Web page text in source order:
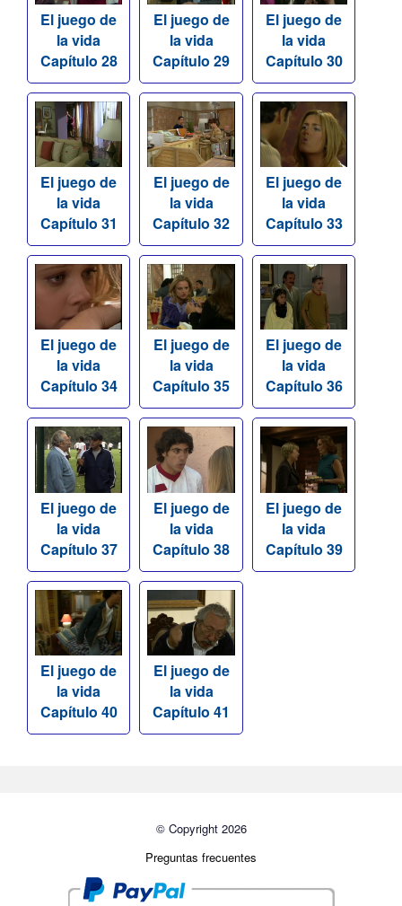
El juego de
la vida
Capítulo 28
El juego de
la vida
Capítulo 29
El juego de
la vida
Capítulo 30
El juego de
la vida
Capítulo 31
El juego de
la vida
Capítulo 32
El juego de
la vida
Capítulo 33
El juego de
la vida
Capítulo 34
El juego de
la vida
Capítulo 35
El juego de
la vida
Capítulo 36
El juego de
la vida
Capítulo 37
El juego de
la vida
Capítulo 38
El juego de
la vida
Capítulo 39
El juego de
la vida
Capítulo 40
El juego de
la vida
Capítulo 41
© Copyright 2026
Preguntas frecuentes